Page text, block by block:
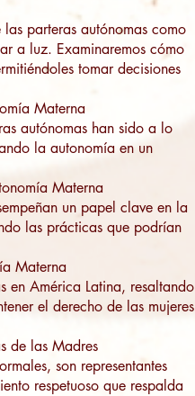
parteras autónomas como
a luz. Examinaremos cómo
tomar decisiones
Materna
autónomas han sido a lo
la autonomía en un
Materna
un papel clave en la
las prácticas que podrían
Materna
en América Latina, resaltando
el derecho de las mujeres
de las Madres
son representantes
respetuoso que respalda